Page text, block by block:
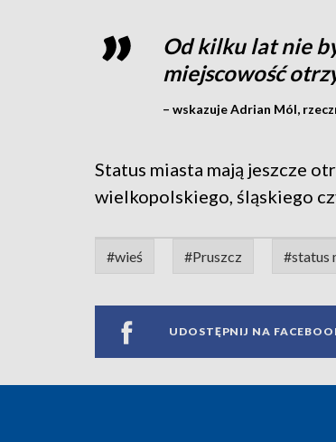
Od kilku lat nie
miejscowość
– wskazuje Adrian Mól,
Status miasta mają jeszcze
wielkopolskiego, śląskiego
#wieś #Pruszcz #status
UDOSTĘPNIJ NA